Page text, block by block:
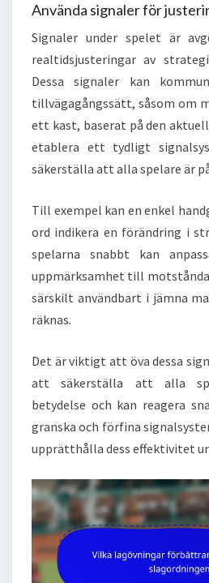
Använda signaler för
Signaler under spelet är
realtidsjusteringar av
Dessa signaler kan
tillvägagångssätt, såsom om
ett kast, baserat på den
etablera ett tydligt
säkerställa att alla spelare är
Till exempel kan en enkel
ord indikera en förändring i
spelarna snabbt kan
uppmärksamhet till
särskilt användbart i jämna
räknas.
Det är viktigt att öva dessa
att säkerställa att alla
betydelse och kan reagera
granska och förfina
upprätthålla dess effektivitet